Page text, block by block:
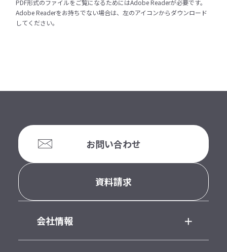
PDF形式のファイルをご覧になるためにはAdobe Readerが必要です。
Adobe Readerをお持ちでない場合は、左のアイコンからダウンロード
してください。
お問い合わせ
資料請求
会社情報